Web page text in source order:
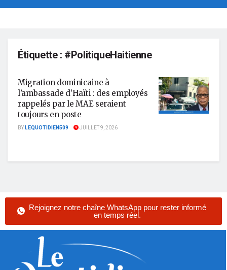
Étiquette : #PolitiqueHaitienne
Migration dominicaine à
l’ambassade d’Haïti : des employés
rappelés par le MAE seraient
toujours en poste
BYLEQUOTIDIEN509 JUILLET 9, 2026
Rejoignez notre chaîne WhatsApp pour rester informé
en temps réel.